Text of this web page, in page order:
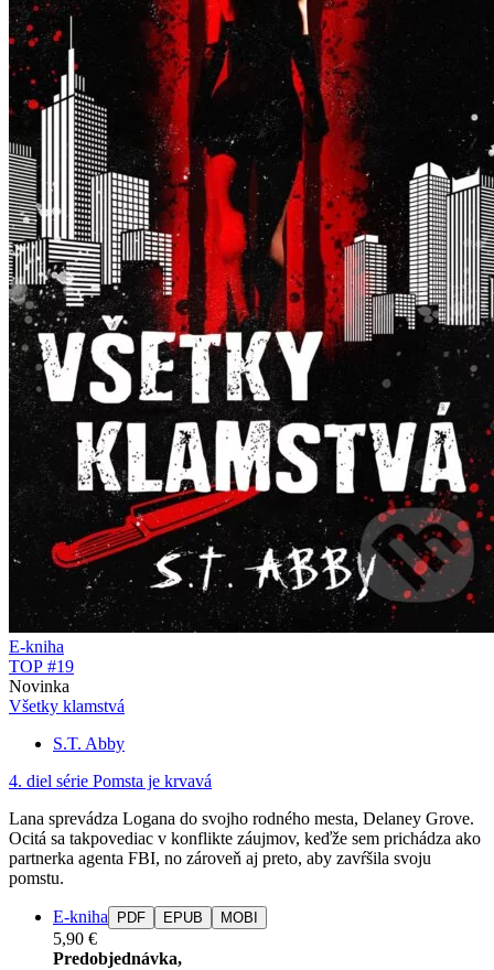
E-kniha
TOP #19
Novinka
Všetky klamstvá
S.T. Abby
4. diel série Pomsta je krvavá
Lana sprevádza Logana do svojho rodného mesta, Delaney Grove.
Ocitá sa takpovediac v konflikte záujmov, keďže sem prichádza ako
partnerka agenta FBI, no zároveň aj preto, aby zavŕšila svoju
pomstu.
E-kniha PDF EPUB MOBI
5,90 €
Predobjednávka,